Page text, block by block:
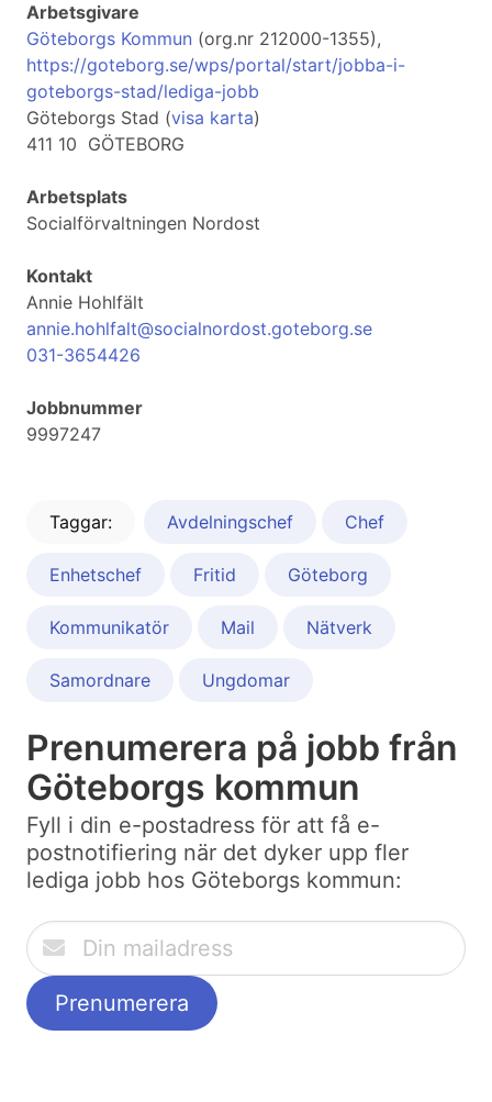
Arbetsgivare
Göteborgs Kommun (org.nr 212000-1355),
https://goteborg.se/wps/portal/start/jobba-i-
goteborgs-stad/lediga-jobb
Göteborgs Stad (visa karta)
411 10 GÖTEBORG
Arbetsplats
Socialförvaltningen Nordost
Kontakt
Annie Hohlfält
annie.hohlfalt@socialnordost.goteborg.se
031-3654426
Jobbnummer
9997247
Taggar: Avdelningschef Chef
Enhetschef Fritid Göteborg
Kommunikatör Mail Nätverk
Samordnare Ungdomar
Prenumerera på jobb från
Göteborgs kommun
Fyll i din e-postadress för att få e-
postnotifiering när det dyker upp fler
lediga jobb hos Göteborgs kommun: